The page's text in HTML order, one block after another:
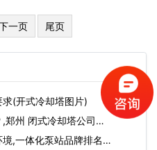
一页 尾页
(开式冷却塔图片)
郑州 闭式冷却塔公司…
,一体化泵站品牌排名…